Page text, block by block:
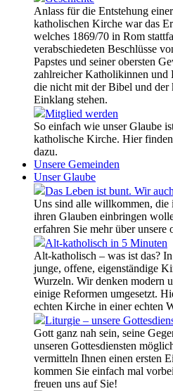
Anlass für die Entstehung
katholischen Kirche war das
welches 1869/70 in Rom
verabschiedeten Beschlüsse
Papstes und seiner obersten
zahlreicher Katholikinnen und
die nicht mit der Bibel und der
Einklang stehen.
Mitglied werden
So einfach wie unser Glaube
katholische Kirche. Hier
dazu.
Unsere Gemeinden
Unser Glaube
Das Leben ist bunt. Wir
Uns sind alle willkommen, die
ihren Glauben einbringen
erfahren Sie mehr über unsere
Alt-katholisch in 5 Minuten
Alt-katholisch – was ist das?
junge, offene, eigenständige
Wurzeln. Wir denken modern
einige Reformen umgesetzt.
echten Kirche in einer echten
Liturgie – unsere
Gott ganz nah sein, seine
unseren Gottesdiensten
vermitteln Ihnen einen ersten
kommen Sie einfach mal
freuen uns auf Sie!